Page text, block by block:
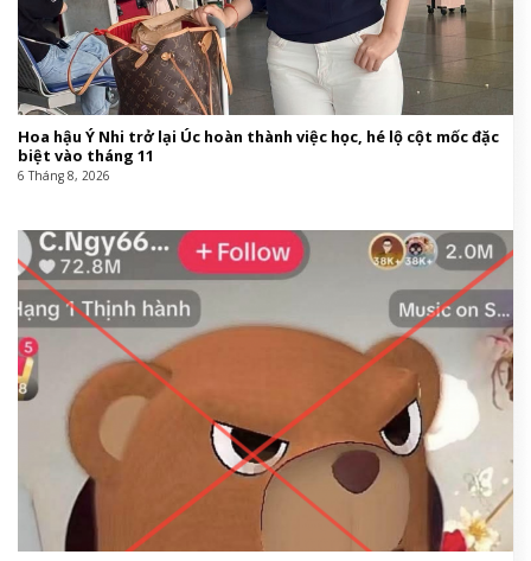
Hoa hậu Ý Nhi trở lại Úc hoàn thành việc học, hé lộ cột mốc đặc
biệt vào tháng 11
6 Tháng 8, 2026